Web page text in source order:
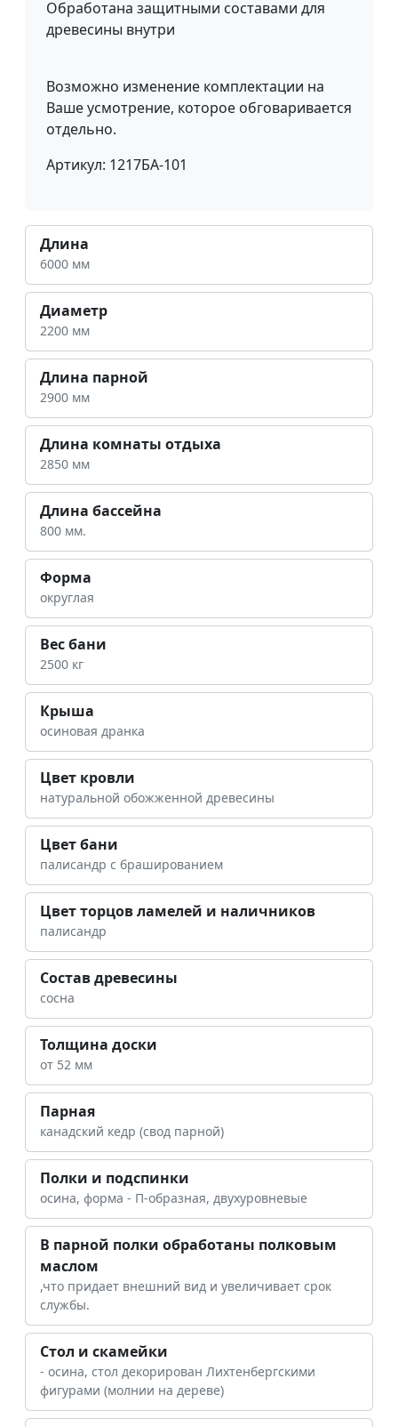
Обработана защитными составами для
древесины внутри
Возможно изменение комплектации на
Ваше усмотрение, которое обговаривается
отдельно.
Артикул: 1217БА-101
Длина
6000 мм
Диаметр
2200 мм
Длина парной
2900 мм
Длина комнаты отдыха
2850 мм
Длина бассейна
800 мм.
Форма
округлая
Вес бани
2500 кг
Крыша
осиновая дранка
Цвет кровли
натуральной обожженной древесины
Цвет бани
палисандр с брашированием
Цвет торцов ламелей и наличников
палисандр
Состав древесины
сосна
Толщина доски
от 52 мм
Парная
канадский кедр (свод парной)
Полки и подспинки
осина, форма - П-образная, двухуровневые
В парной полки обработаны полковым
маслом
,что придает внешний вид и увеличивает срок
службы.
Стол и скамейки
- осина, стол декорирован Лихтенбергскими
фигурами (молнии на дереве)